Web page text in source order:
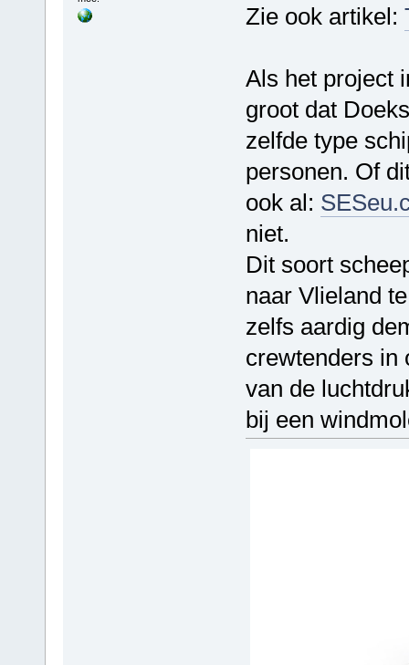
Zie ook artikel:
Als het project
groot dat
zelfde type
personen. Of
ook al:
niet.
Dit soort
naar Vlieland
zelfs aardig
crewtenders in
van de
bij een